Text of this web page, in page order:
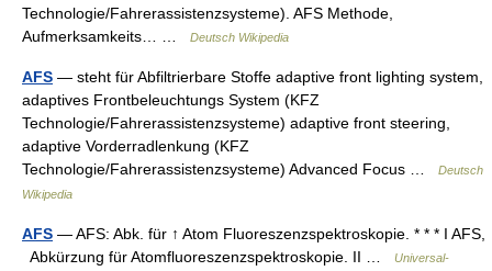
Technologie/Fahrerassistenzsysteme). AFS Methode,
Aufmerksamkeits… …
Deutsch Wikipedia
AFS — steht für Abfiltrierbare Stoffe adaptive front lighting system,
adaptives Frontbeleuchtungs System (KFZ
Technologie/Fahrerassistenzsysteme) adaptive front steering,
adaptive Vorderradlenkung (KFZ
Technologie/Fahrerassistenzsysteme) Advanced Focus …
Deutsch
Wikipedia
AFS — AFS: Abk. für ↑ Atom Fluoreszenzspektroskopie. * * * I AFS,
Abkürzung für Atomfluoreszenzspektroskopie. II …
Universal-